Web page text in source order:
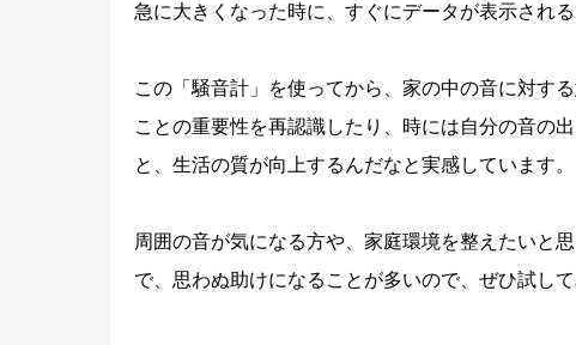
急に大きくなった時に、すぐにデータが表示され
この「騒音計」を使ってから、家の中の音に対す
ことの重要性を再認識したり、時には自分の音の
と、生活の質が向上するんだなと実感しています。
周囲の音が気になる方や、家庭環境を整えたいと
で、思わぬ助けになることが多いので、ぜひ試して